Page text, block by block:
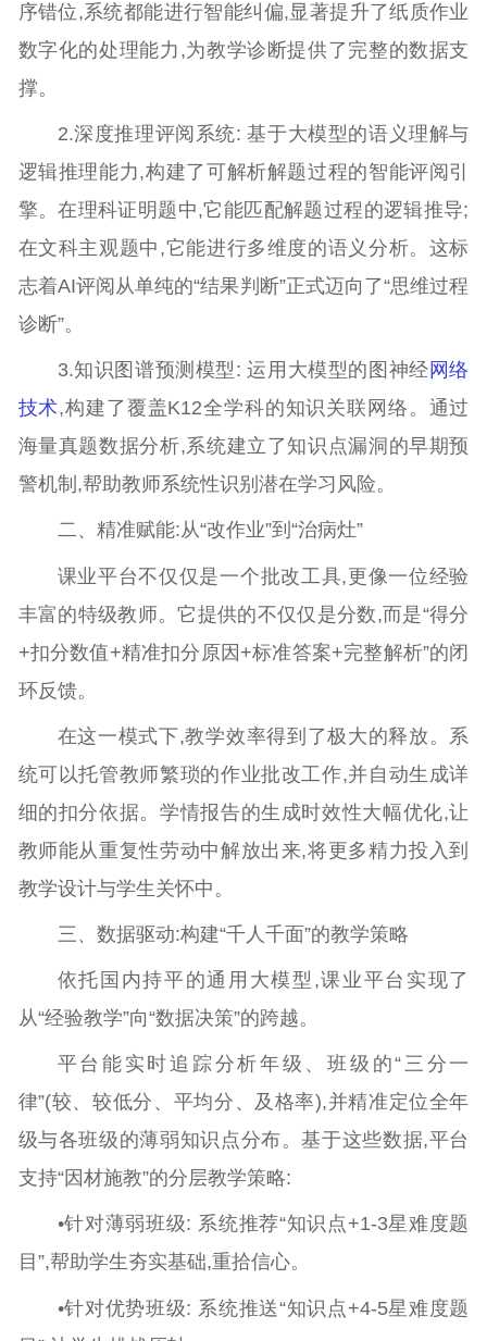
序错位,系统都能进行智能纠偏,显著提升了纸质作业
数字化的处理能力,为教学诊断提供了完整的数据支
撑。
2.深度推理评阅系统: 基于大模型的语义理解与
逻辑推理能力,构建了可解析解题过程的智能评阅引
擎。在理科证明题中,它能匹配解题过程的逻辑推导;
在文科主观题中,它能进行多维度的语义分析。这标
志着AI评阅从单纯的“结果判断”正式迈向了“思维过程
诊断”。
3.知识图谱预测模型: 运用大模型的图神经 网络
技术,构建了覆盖K12全学科的知识关联网络。通过
海量真题数据分析,系统建立了知识点漏洞的早期预
警机制,帮助教师系统性识别潜在学习风险。
二、精准赋能:从“改作业”到“治病灶”
课业平台不仅仅是一个批改工具,更像一位经验
丰富的特级教师。它提供的不仅仅是分数,而是“得分
+扣分数值+精准扣分原因+标准答案+完整解析”的闭
环反馈。
在这一模式下,教学效率得到了极大的释放。系
统可以托管教师繁琐的作业批改工作,并自动生成详
细的扣分依据。学情报告的生成时效性大幅优化,让
教师能从重复性劳动中解放出来,将更多精力投入到
教学设计与学生关怀中。
三、数据驱动:构建“千人千面”的教学策略
依托国内持平的通用大模型,课业平台实现了
从“经验教学”向“数据决策”的跨越。
平台能实时追踪分析年级、班级的“三分一
律”(较、较低分、平均分、及格率),并精准定位全年
级与各班级的薄弱知识点分布。基于这些数据,平台
支持“因材施教”的分层教学策略:
•针对薄弱班级: 系统推荐“知识点+1-3星难度题
目”,帮助学生夯实基础,重拾信心。
•针对优势班级: 系统推送“知识点+4-5星难度题